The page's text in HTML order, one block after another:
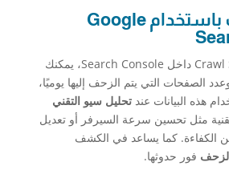
مراقبة الزحف باستخدام Google
من خلال قسم Crawl Stats داخل Search Console، يمكنك
الصفحات التي يتم الزحف إليها يوميًا،
هذه البيانات عند تحليل سيو التقني
مثل تحسين سرعة السيرفر أو تعديل
الكفاءة. كما يساعد في الكشف
فور حدوثها.